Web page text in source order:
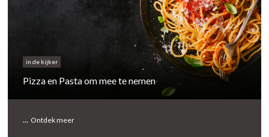
in de kijker
Pizza en Pasta om mee te nemen
... Ontdek meer